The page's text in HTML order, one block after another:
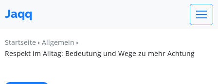
Jaqq
Startseite
Allgemein
Respekt im Alltag: Bedeutung und Wege zu mehr Achtung